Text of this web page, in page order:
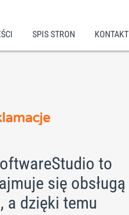
SPIS STRON KONTAKT
to
się obsługą
a dzięki temu